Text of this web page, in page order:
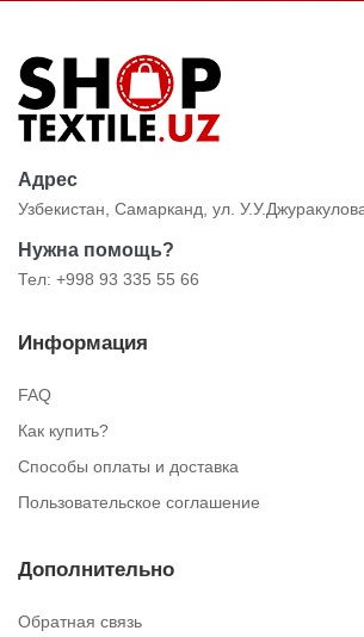
Адрес
Узбекистан, Самарканд, ул.
Нужна помощь?
Тел: +998 93 335 55 66
Информация
FAQ
Как купить?
Способы оплаты и доставка
Пользовательское соглашение
Дополнительно
Обратная связь